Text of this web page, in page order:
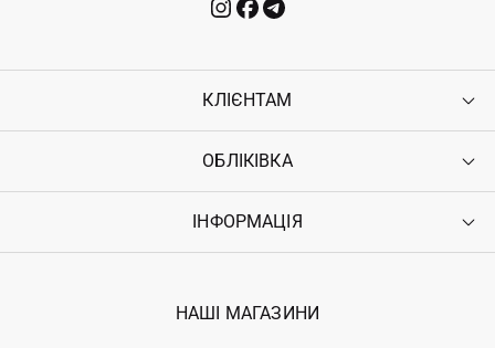
КЛІЄНТАМ
Контакти
Повернення
Гарантія
ОБЛІКІВКА
Увійти
Ostriv Club+
ІНФОРМАЦІЯ
Наші магазини
НАШІ МАГАЗИНИ